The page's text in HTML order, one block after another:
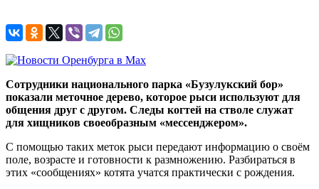
Сотрудники национального парка «Бузулукский бор»
показали меточное дерево, которое рыси используют для
общения друг с другом. Следы когтей на стволе служат
для хищников своеобразным «мессенджером».
С помощью таких меток рыси передают информацию о своём
поле, возрасте и готовности к размножению. Разбираться в
этих «сообщениях» котята учатся практически с рождения.